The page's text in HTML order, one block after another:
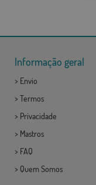
Informação geral
> Envio
> Termos
> Privacidade
> Mastros
> FAQ
> Quem Somos